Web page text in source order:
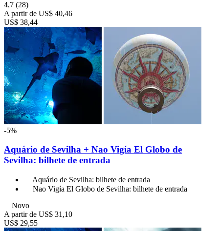
4,7 (28)
A partir de US$ 40,46
US$ 38,44
-5%
Aquário de Sevilha + Nao Vigía El Globo de
Sevilha: bilhete de entrada
Aquário de Sevilha: bilhete de entrada
Nao Vigía El Globo de Sevilha: bilhete de entrada
Novo
A partir de US$ 31,10
US$ 29,55